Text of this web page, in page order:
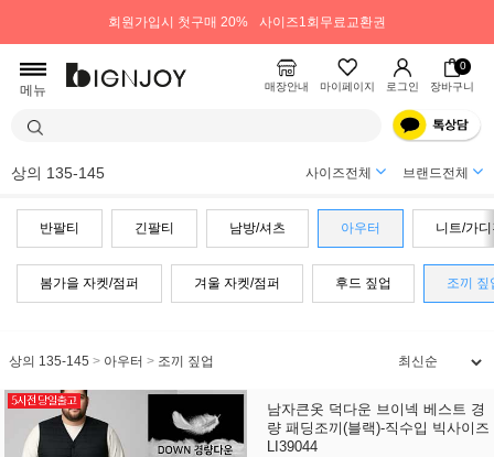
회원가입시 첫구매 20% 사이즈1회무료교환권
메뉴 매장안내 마이페이지 로그인
0
장바구니
상의 135-145 사이즈전체 브랜드전체
반팔티 긴팔티 남방/셔츠 아우터 니트/가
봄가을 자켓/점퍼 겨울 자켓/점퍼 후드 짚업 조끼 짚
상의 135-145 > 아우터 > 조끼 짚업
남자큰옷 덕다운 브이넥 베스트 경
량 패딩조끼(블랙)-직수입 빅사이즈
LI39044